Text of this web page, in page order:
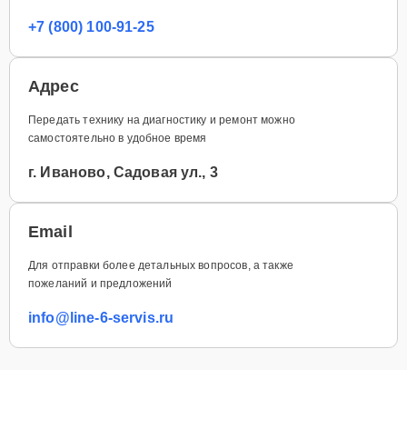
+7 (800) 100-91-25
Адрес
Передать технику на диагностику и ремонт можно
самостоятельно в удобное время
г. Иваново, Садовая ул., 3
Email
Для отправки более детальных вопросов, а также
пожеланий и предложений
info@line-6-servis.ru